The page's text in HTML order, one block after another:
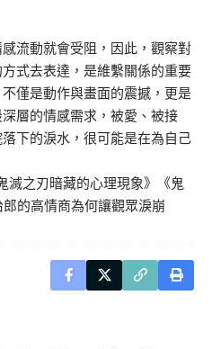
流動就會受阻，因此，觀察對
式去表達，是維繫關係的重要
僅是動作與畫面的震撼，更是
層的情感需求，被愛、被接
下的淚水，很可能是在為自己
滅之刃暗藏的心理現象》《鬼
的高情商為何讓觀眾淚崩